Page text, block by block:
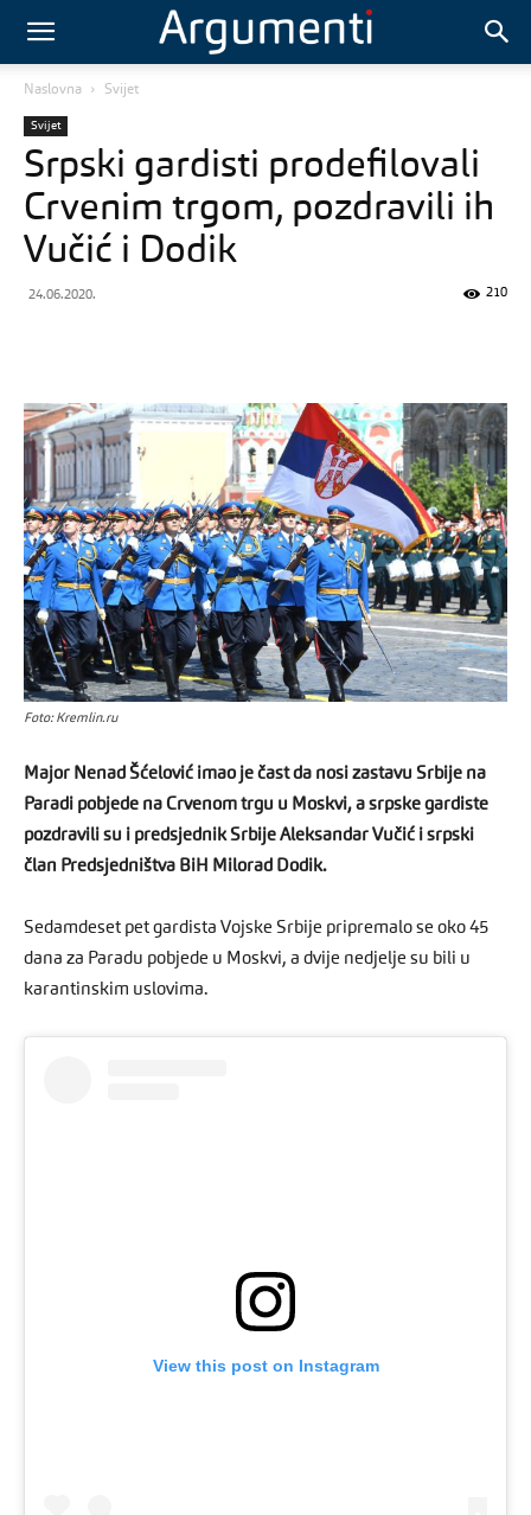
Naslovna Svijet
Svijet
Srpski gardisti prodefilovali
Crvenim trgom, pozdravili ih
Vučić i Dodik
24.06.2020. 210
Foto: Kremlin.ru
Major Nenad Šćelović imao je čast da nosi zastavu Srbije na
Paradi pobjede na Crvenom trgu u Moskvi, a srpske gardiste
pozdravili su i predsjednik Srbije Aleksandar Vučić i srpski
član Predsjedništva BiH Milorad Dodik.
Sedamdeset pet gardista Vojske Srbije pripremalo se oko 45
dana za Paradu pobjede u Moskvi, a dvije nedjelje su bili u
karantinskim uslovima.
View this post on Instagram